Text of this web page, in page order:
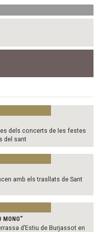
dels concerts de les festes
del sant
amb els trasllats de Sant
MONO"
d’Estiu de Burjassot en